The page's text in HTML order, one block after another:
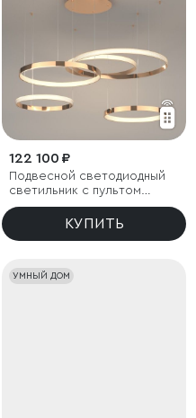
122 100 ₽
Подвесной светодиодный
светильник с пультом
управления
КУПИТЬ
УМНЫЙ ДОМ